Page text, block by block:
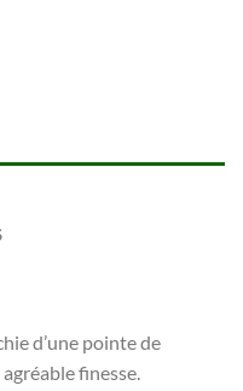
d’une pointe de
finesse.